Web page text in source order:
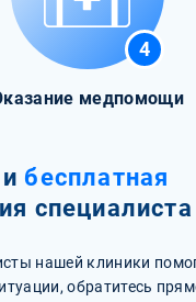
4
медпомощи
бесплатная
специалиста
нашей клиники
обратитесь